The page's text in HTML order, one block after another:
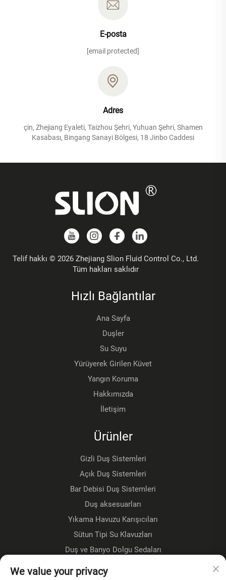
E-posta
[email protected]
Adres
çin, Zhejiang Eyaleti, Taizhou Şehri, Yuhuan Şehri, Shamen
Kasabası, Bingang Sanayi Bölgesi, 18 Jinbo Caddesi
Telif hakkı © 2026 Zhejiang Slion Fluid Control Co., Ltd.
Tüm hakları saklıdır
Hızlı Bağlantılar
Ana Sayfa
Duşler
Su Suyu
Yürüyerek Girilen Küvet
Yangın Koruma
Hakkımızda
İletişim
Ürünler
Gizli Duş Sistemleri
Açık Duş Sistemleri
Bar Debisi Duş Sistemleri
Duş aksesuarları
Yıkama Havuzu Karışıcıları
Sütun Tipi Su Klavuzları
Duş ve Banyo Dolgu Sedaları
We value your privacy